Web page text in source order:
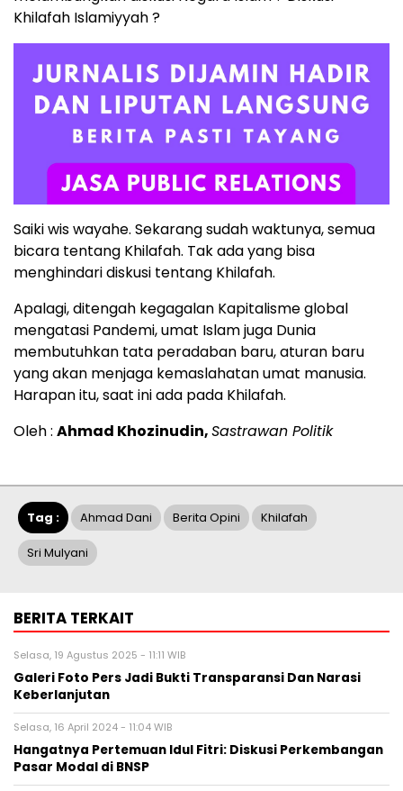
Khilafah Islamiyyah ?
Saiki wis wayahe. Sekarang sudah waktunya, semua
bicara tentang Khilafah. Tak ada yang bisa
menghindari diskusi tentang Khilafah.
Apalagi, ditengah kegagalan Kapitalisme global
mengatasi Pandemi, umat Islam juga Dunia
membutuhkan tata peradaban baru, aturan baru
yang akan menjaga kemaslahatan umat manusia.
Harapan itu, saat ini ada pada Khilafah.
Oleh : Ahmad Khozinudin,Sastrawan Politik
Tag : Ahmad Dani Berita Opini Khilafah
Sri Mulyani
BERITA TERKAIT
Selasa, 19 Agustus 2025 - 11:11 WIB
Galeri Foto Pers Jadi Bukti Transparansi Dan Narasi
Keberlanjutan
Selasa, 16 April 2024 - 11:04 WIB
Hangatnya Pertemuan Idul Fitri: Diskusi Perkembangan
Pasar Modal di BNSP